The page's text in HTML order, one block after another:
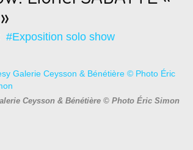
#Exposition solo show
Ceysson & Bénétière © Photo Éric Simon